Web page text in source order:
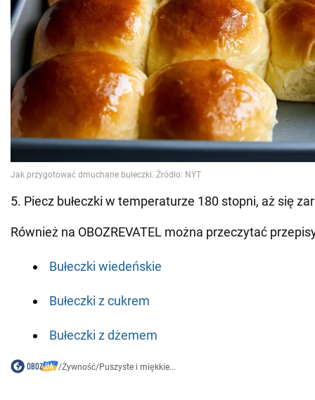
5. Piecz bułeczki w temperaturze 180 stopni, aż się
Również na OBOZREVATEL można przeczytać
Bułeczki wiedeńskie
Bułeczki z cukrem
Bułeczki z dżemem
/Żywność/Puszyste i miękkie...